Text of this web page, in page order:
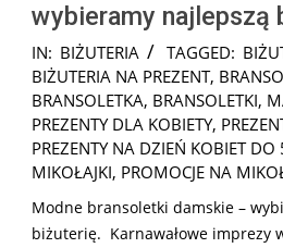
wybieramy najlepszą
2024-
11-
24
IN: BIŻUTERIA TAGGED:
BIŻUTERIA NA PREZENT, BRANSO
BRANSOLETKA, BRANSOLETKI,
PREZENTY DLA KOBIETY,
PREZENTY NA DZIEŃ KOBIET DO
MIKOŁAJKI, PROMOCJE NA
Modne bransoletki damskie –
biżuterię. Karnawałowe imprezy